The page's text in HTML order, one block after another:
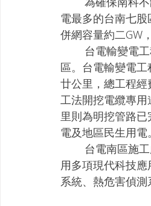
電最多的台南七
併網容量約二GW
區。台電輸變電
廿公里，總工程
工法開挖電纜專
里則為明挖管路
電及地區民生用電。
用多項現代科技
系統、熱危害偵